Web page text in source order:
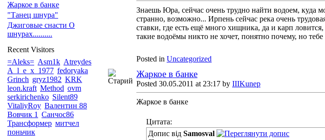
Знаешь Юра, сейчас очень трудно найти водоем, куда
странно, возможно... Ирпень сейчас река очень
ставки, где есть ещё много хищника, да и карп
такие водоёмы никто не хочет, понятно почему, но
Posted in Uncategorized
Жаркое в банке
Posted 30.05.2011 at 23:17 by IIIKunep
Жаркое в банке
Цитата:
Допис від Samosval
Жаркое в банке
"Танец шнура"
Джиговые снасти О
шнурах..........
Recent Visitors
=Aleks= Asm1k Atreydes
A_l_e_x_1977 fedoryaka
Grinch gryz1982 KRK
leon.kraft Method ovm
serkirichenko Silent89
VitaliyRoy Валентин 88
Вовчик 1 Санчос86
Трансформер митчел
поньчик